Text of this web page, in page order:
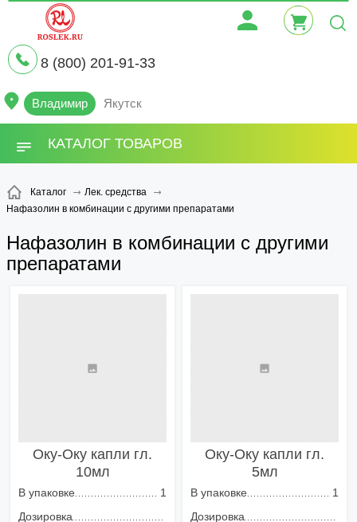
8 (800) 201-91-33
Владимир Якутск
КАТАЛОГ ТОВАРОВ
Каталог
Лек. средства
Нафазолин в комбинации с другими препаратами
Нафазолин в комбинации с другими
препаратами
Оку-Оку капли гл.
10мл
В упаковке
1
Дозировка
Оку-Оку капли гл.
5мл
В упаковке
1
Дозировка